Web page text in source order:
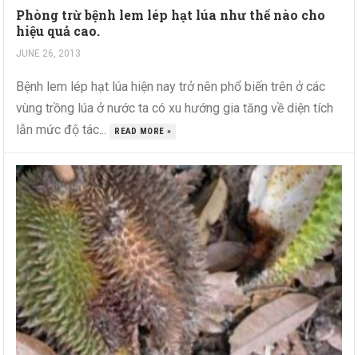
Phòng trừ bệnh lem lép hạt lúa như thế nào cho
hiệu quả cao.
JUNE 26, 2013
Bệnh lem lép hạt lúa hiện nay trở nên phổ biến trên ở các
vùng trồng lúa ở nước ta có xu hướng gia tăng về diện tích
lẫn mức độ tác...
READ MORE »